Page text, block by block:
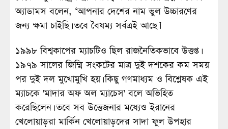
অ্যাডামস বলেন, ‘আপনার দেশের নাম ভুল উচ্চারণের
জন্য ক্ষমা চাইছি। তবে বৈষম্য সর্বত্রই আছে।’
১৯৯৮ বিশ্বকাপের ম্যাচটিও ছিল রাজনৈতিকভাবে উত্তপ্ত।
১৯৭৯ সালের জিম্মি সংকটের মাত্র দুই দশকের কম সময়
পর দুই দল মুখোমুখি হয়। কিছু গণমাধ্যম ও বিশ্লেষক এই
ম্যাচকে 'মাদার অফ অল ম্যাচেস' বলে অভিহিত
করেছিলেন। তবে সব উত্তেজনার মধ্যেও ইরানের
খেলোয়াড়রা মার্কিন খেলোয়াড়দের সাদা ফুল উপহার